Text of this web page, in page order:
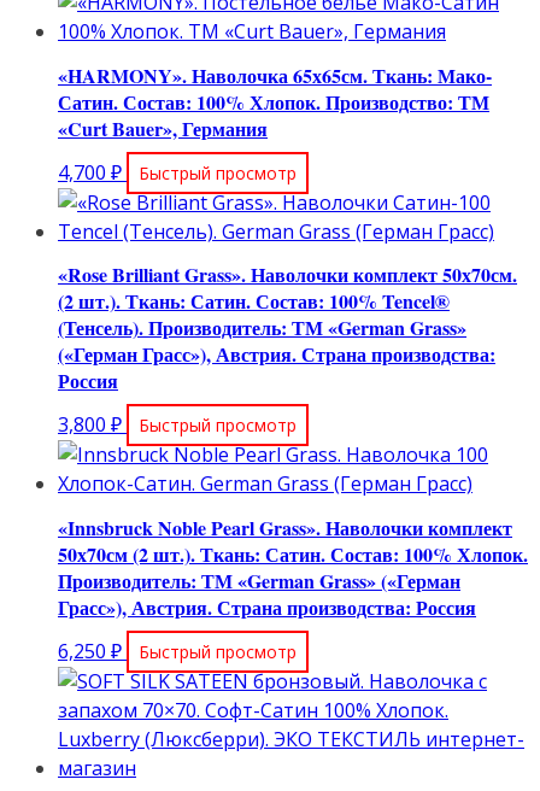
«HARMONY». Наволочка 65х65см. Ткань: Мако-
Сатин. Состав: 100% Хлопок. Производство: ТМ
«Curt Bauer», Германия
4,700 ₽ Быстрый просмотр
«Rose Brilliant Grass». Наволочки комплект 50х70см.
(2 шт.). Ткань: Сатин. Состав: 100% Tencel®
(Тенсель). Производитель: ТМ «German Grass»
(«Герман Грасс»), Австрия. Страна производства:
Россия
3,800 ₽ Быстрый просмотр
«Innsbruck Noble Pearl Grass». Наволочки комплект
50х70см (2 шт.). Ткань: Сатин. Состав: 100% Хлопок.
Производитель: ТМ «German Grass» («Герман
Грасс»), Австрия. Страна производства: Россия
6,250 ₽ Быстрый просмотр